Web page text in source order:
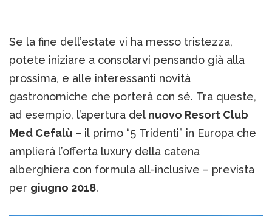
Se la fine dell’estate vi ha messo tristezza,
potete iniziare a consolarvi pensando già alla
prossima, e alle interessanti novità
gastronomiche che porterà con sé. Tra queste,
ad esempio, l’apertura del nuovo Resort Club
Med Cefalù – il primo “5 Tridenti” in Europa che
amplierà l’offerta luxury della catena
alberghiera con formula all-inclusive – prevista
per giugno 2018.